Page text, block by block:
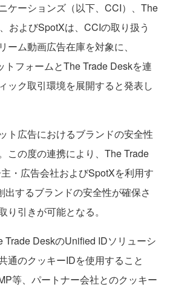
ケーションズ（以下、CCI）、The
およびSpotXは、CCIの取り扱う
ーム動画広告在庫を対象に、
トフォームとThe Trade Deskを連
ック取引環境を展開すると発表し
ト広告におけるブランドの安全性
この度の連携により、The Trade
・広告会社およびSpotXを利用す
出するブランドの安全性が確保さ
り引きが可能となる。
DeskのUnified IDソリューシ
通のクッキーIDを使用すること
等、パートナー会社とのクッキー